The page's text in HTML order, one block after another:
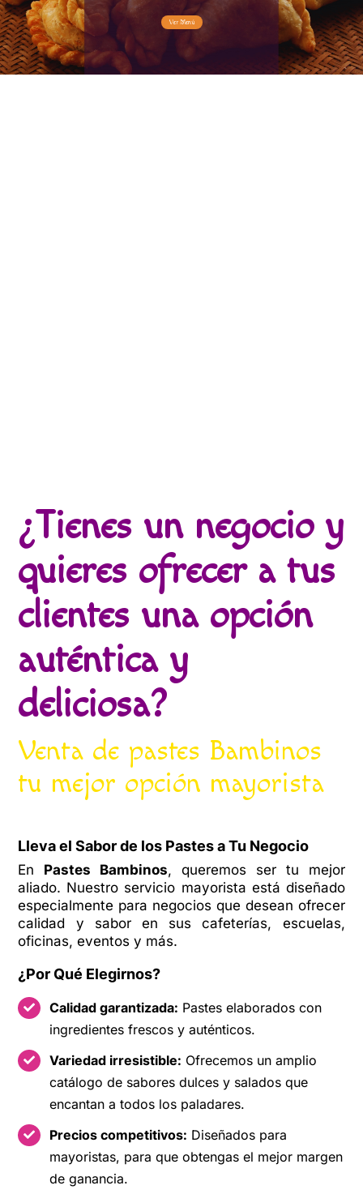
Franquicia
Blog
Ver Menú
¿Tienes un negocio y
quieres ofrecer a tus
clientes una opción
auténtica y
deliciosa?
Venta de pastes Bambinos
tu mejor opción mayorista
Lleva el Sabor de los Pastes a Tu Negocio
En Pastes Bambinos, queremos ser tu mejor
aliado. Nuestro servicio mayorista está diseñado
especialmente para negocios que desean ofrecer
calidad y sabor en sus cafeterías, escuelas,
oficinas, eventos y más.
¿Por Qué Elegirnos?
Calidad garantizada: Pastes elaborados con
ingredientes frescos y auténticos.
Variedad irresistible: Ofrecemos un amplio
catálogo de sabores dulces y salados que
encantan a todos los paladares.
Precios competitivos: Diseñados para
mayoristas, para que obtengas el mejor margen
de ganancia.